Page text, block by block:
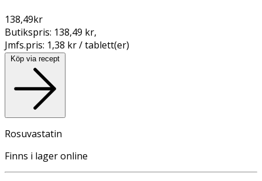
138,49kr
Butikspris: 138,49 kr,
Jmfs.pris: 1,38 kr / tablett(er)
Köp via recept
Rosuvastatin
Finns i lager online